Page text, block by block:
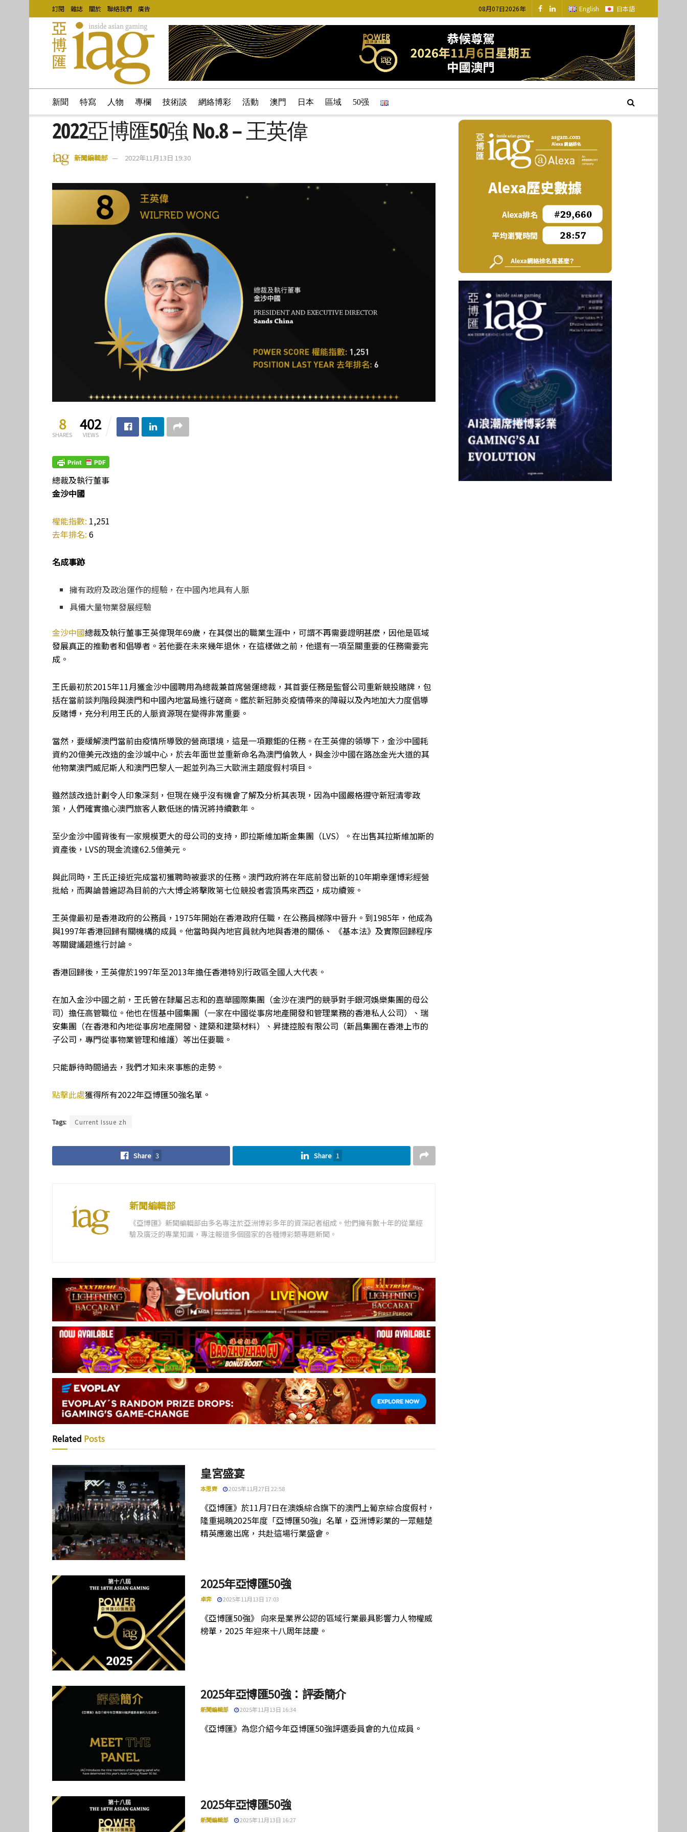
訂閱 雜誌 關於 聯絡我們 廣告 08月07日2026年 English 日本語
新聞 特寫 人物 專欄 技術談 網絡博彩 活動 澳門 日本 區域 50强
2022亞博匯50強 No.8 – 王英偉
新聞編輯部 2022年11月13日 19:30
8
SHARES
402
VIEWS
總裁及執行董事
金沙中國
權能指數: 1,251
去年排名: 6
名成事跡
擁有政府及政治運作的經驗，在中國內地具有人脈
具備大量物業發展經驗
金沙中國總裁及執行董事王英偉現年69歲，在其傑出的職業生涯中，可謂不再需要證明甚麼，因他是區域
發展真正的推動者和倡導者。若他要在未來幾年退休，在這樣做之前，他還有一項至關重要的任務需要完
成。
王氏最初於2015年11月獲金沙中國聘用為總裁兼首席營運總裁，其首要任務是監督公司重新競投賭牌，包
括在當前談判階段與澳門和中國內地當局進行磋商。鑑於新冠肺炎疫情帶來的障礙以及內地加大力度倡導
反賭博，充分利用王氏的人脈資源現在變得非常重要。
當然，要緩解澳門當前由疫情所導致的營商環境，這是一項艱鉅的任務。在王英偉的領導下，金沙中國耗
資約20億美元改造的金沙城中心，於去年面世並重新命名為澳門倫敦人，與金沙中國在路氹金光大道的其
他物業澳門威尼斯人和澳門巴黎人一起並列為三大歐洲主題度假村項目。
雖然該改造計劃令人印象深刻，但現在幾乎沒有機會了解及分析其表現，因為中國嚴格遵守新冠清零政
策，人們確實擔心澳門旅客人數低迷的情況將持續數年。
至少金沙中國背後有一家規模更大的母公司的支持，即拉斯維加斯金集團（LVS）。在出售其拉斯維加斯的
資產後，LVS的現金流達62.5億美元。
與此同時，王氏正接近完成當初獲聘時被要求的任務。澳門政府將在年底前發出新的10年期幸運博彩經營
批給，而輿論普遍認為目前的六大博企將擊敗第七位競投者雲頂馬來西亞，成功續簽。
王英偉最初是香港政府的公務員，1975年開始在香港政府任職，在公務員梯隊中晉升。到1985年，他成為
與1997年香港回歸有關機構的成員。他當時與內地官員就內地與香港的關係、 《基本法》及實際回歸程序
等關鍵議題進行討論。
香港回歸後，王英偉於1997年至2013年擔任香港特別行政區全國人大代表。
在加入金沙中國之前，王氏曾在隸屬呂志和的嘉華國際集團（金沙在澳門的競爭對手銀河娛樂集團的母公
司）擔任高管職位。他也在恆基中國集團（一家在中國從事房地產開發和管理業務的香港私人公司）、瑞
安集團（在香港和內地從事房地產開發、建築和建築材料）、昇捷控股有限公司（新昌集團在香港上市的
子公司，專門從事物業管理和維護）等出任要職。
只能靜待時間過去，我們才知未來事態的走勢。
點擊此處獲得所有2022年亞博匯50強名單。
Tags: Current Issue zh
Share 3 Share 1
新聞編輯部
《亞博匯》新聞編輯部由多名專注於亞洲博彩多年的資深記者組成。他們擁有數十年的從業經
驗及廣泛的專業知識，專注報道多個國家的各種博彩類專題新聞。
Related Posts
皇宮盛宴
本思齊 2025年11月27日 22:58
《亞博匯》於11月7日在澳娛綜合旗下的澳門上葡京綜合度假村，
隆重揭曉2025年度「亞博匯50強」名單，亞洲博彩業的一眾翹楚
精英應邀出席，共赴這場行業盛會。
2025年亞博匯50強
卓弈 2025年11月13日 17:03
《亞博匯50強》 向來是業界公認的區域行業最具影響力人物權威
榜單，2025 年迎來十八周年誌慶。
2025年亞博匯50強：評委簡介
新聞編輯部 2025年11月13日 16:34
《亞博匯》為您介紹今年亞博匯50強評選委員會的九位成員。
2025年亞博匯50強
新聞編輯部 2025年11月13日 16:27